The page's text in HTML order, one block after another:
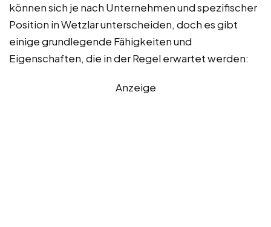
können sich je nach Unternehmen und spezifischer
Position in Wetzlar unterscheiden, doch es gibt
einige grundlegende Fähigkeiten und
Eigenschaften, die in der Regel erwartet werden:
Anzeige